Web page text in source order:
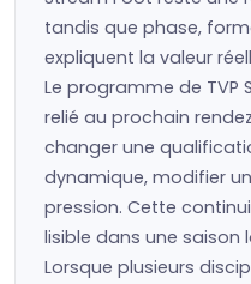
tandis que phase,
expliquent la valeur
Le programme de TVP
relié au prochain
changer une
dynamique, modifier
pression. Cette
lisible dans une saison
Lorsque plusieurs